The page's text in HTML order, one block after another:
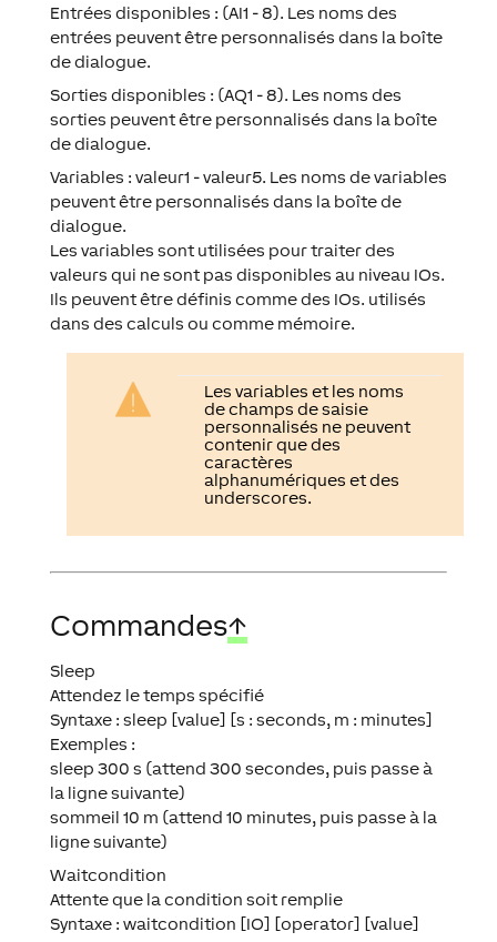
Entrées disponibles : (AI1 - 8). Les noms des
entrées peuvent être personnalisés dans la boîte
de dialogue.
Sorties disponibles : (AQ1 - 8). Les noms des
sorties peuvent être personnalisés dans la boîte
de dialogue.
Variables : valeur1 - valeur5. Les noms de variables
peuvent être personnalisés dans la boîte de
dialogue.
Les variables sont utilisées pour traiter des
valeurs qui ne sont pas disponibles au niveau IOs.
Ils peuvent être définis comme des IOs. utilisés
dans des calculs ou comme mémoire.
Les variables et les noms
de champs de saisie
personnalisés ne peuvent
contenir que des
caractères
alphanumériques et des
underscores.
Commandes↑
Sleep
Attendez le temps spécifié
Syntaxe : sleep [value] [s : seconds, m : minutes]
Exemples :
sleep 300 s (attend 300 secondes, puis passe à
la ligne suivante)
sommeil 10 m (attend 10 minutes, puis passe à la
ligne suivante)
Waitcondition
Attente que la condition soit remplie
Syntaxe : waitcondition [IO] [operator] [value]